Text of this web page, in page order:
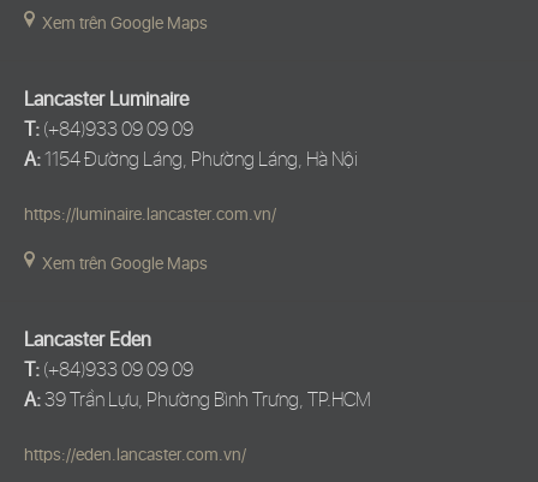
Xem trên Google Maps
Lancaster Luminaire
T:(+84)933 09 09 09
A:1154 Đường Láng, Phường Láng, Hà Nội
https://luminaire.lancaster.com.vn/
Xem trên Google Maps
Lancaster Eden
T:(+84)933 09 09 09
A:39 Trần Lựu, Phường Bình Trưng, TP.HCM
https://eden.lancaster.com.vn/